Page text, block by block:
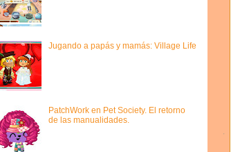
Jugando a papás y mamás: Village Life
PatchWork en Pet Society. El retorno
de las manualidades.